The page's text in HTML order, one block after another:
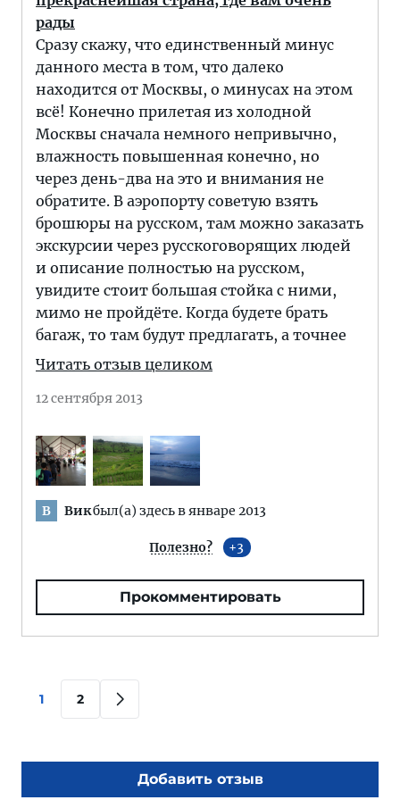
рады
Сразу скажу, что единственный минус
данного места в том, что далеко
находится от Москвы, о минусах на этом
всё! Конечно прилетая из холодной
Москвы сначала немного непривычно,
влажность повышенная конечно, но
через день-два на это и внимания не
обратите. В аэропорту советую взять
брошюры на русском, там можно заказать
экскурсии через русскоговорящих людей
и описание полностью на русском,
увидите стоит большая стойка с ними,
мимо не пройдёте. Когда будете брать
багаж, то там будут предлагать, а точнее
Читать отзыв целиком
12 сентября 2013
В Викбыл(а) здесь в январе 2013
Полезно? 3
Прокомментировать
1 2
Добавить отзыв